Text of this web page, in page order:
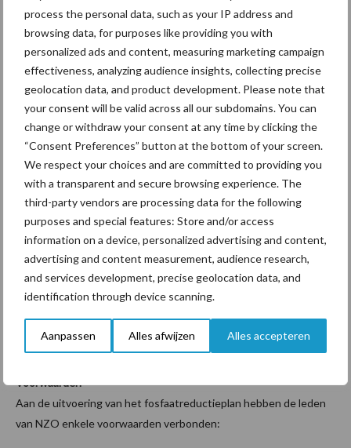
process the personal data, such as your IP address and
browsing data, for purposes like providing you with
personalized ads and content, measuring marketing campaign
effectiveness, analyzing audience insights, collecting precise
geolocation data, and product development. Please note that
your consent will be valid across all our subdomains. You can
change or withdraw your consent at any time by clicking the
“Consent Preferences” button at the bottom of your screen.
We respect your choices and are committed to providing you
with a transparent and secure browsing experience. The
third-party vendors are processing data for the following
purposes and special features: Store and/or access
information on a device, personalized advertising and content,
advertising and content measurement, audience research,
and services development, precise geolocation data, and
identification through device scanning.
Aanpassen Alles afwijzen Alles accepteren
gewerkt aan een zogenoemde algemeen verbindend verklaring
(AVV) voor het fosfaatreductieplan zuivel. Tot een definitieve
aanvraag daartoe zal nog worden besloten door ZuivelNL, de
ketenorganisatie van de zuivelsector. Ook zal de algemeen
verbindend verklaring van de regeling moeten worden
voorgelegd aan de Europese Commissie. Het ministerie van
Economische Zaken zal de AVV vervolgens vaststellen. Met een
AVV zullen de maatregelen van toepassing zijn op alle eerste
enz) en op alle melkveehouders in Nederland.
Het fosfaatreductieplan sluit zoveel mogelijk aan bij bestaande
mestwetgeving en bij het in te voeren fosfaatrechtenstelsel,
zoals dat op dit moment ter behandeling in de Tweede Kamer
De definitieve vormgeving van het fosfaatrechtenstelsel kan nog
tot wijziging leiden van het fosfaatreductieplan.
Voorwaarden
Aan de uitvoering van het fosfaatreductieplan hebben de leden
van NZO enkele voorwaarden verbonden: